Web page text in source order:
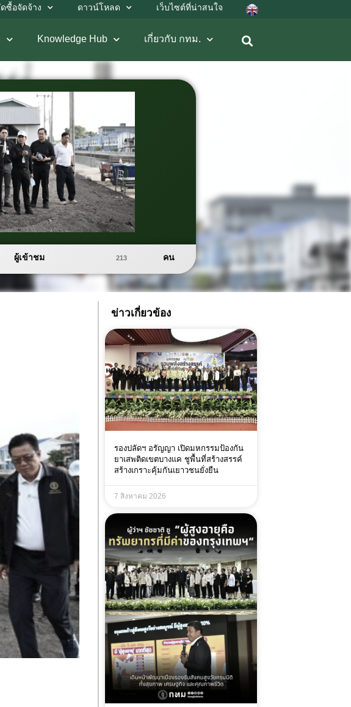
ซื้อจัดจ้าง ดาวน์โหลด เว็บไซต์ที่น่าสนใจ
Knowledge Hub เกี่ยวกับ กทม.
ผู้เข้าชม 213 คน
ข่าวเกี่ยวข้อง
รองปลัดฯ อรัญญา เปิดมหกรรมป้องกัน
ยาเสพติดเขตบางแค ชูพื้นที่สร้างสรรค์
สร้างเกราะคุ้มกันเยาวชนยั่งยืน
7 สิงหาคม 2026